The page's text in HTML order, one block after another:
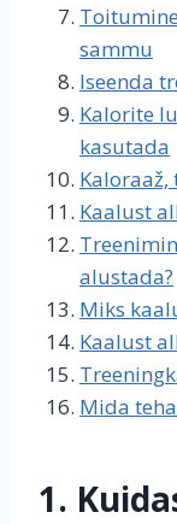
sammu
Iseenda
Kalorite
kasutada
Kaalust
alustada?
Miks
Kaalust
Mida
1.